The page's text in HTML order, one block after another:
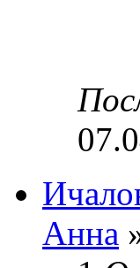
Анна